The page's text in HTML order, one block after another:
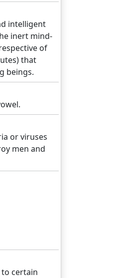
intelligent
inert mind-
of
that
beings.
or viruses
men and
certain